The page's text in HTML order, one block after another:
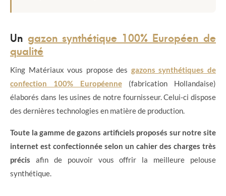
Un gazon synthétique 100% Européen de
qualité
King Matériaux vous propose des gazons synthétiques de
confection 100% Européenne(fabrication Hollandaise)
élaborés dans les usines de notre fournisseur. Celui-ci dispose
des dernières technologies en matière de production.
Toute la gamme de gazons artificiels proposés sur notre site
internet est confectionnée selon un cahier des charges très
précis afin de pouvoir vous offrir la meilleure pelouse
synthétique.